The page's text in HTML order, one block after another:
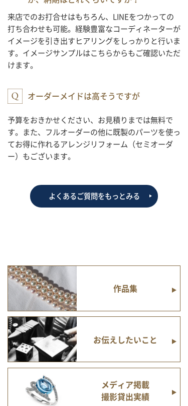
来店でのお打合せはもちろん、LINEをつかっての
打ち合わせも可能。経験豊富なコーディネーターが
イメージを引き出すヒアリングをしっかりと行いま
す。イメージサンプルはこちらからもご確認いただ
けます。
オーダーメイドは高そうですが
予算をおきかせください、お見積りまでは無料で
す。また、フルオーダーの他に既製のパーツを使っ
てお得に作れるアレンジリフォーム（セミオーダ
ー）もございます。
よくあるご質問をもっとみる
作品集
お伝えしたいこと
メディア掲載
撮影貸出実績